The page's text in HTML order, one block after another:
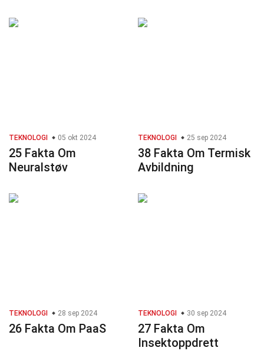
TEKNOLOGI 05 okt 2024
25 Fakta Om
Neuralstøv
TEKNOLOGI 25 sep 2024
38 Fakta Om Termisk
Avbildning
TEKNOLOGI 28 sep 2024
26 Fakta Om PaaS
TEKNOLOGI 30 sep 2024
27 Fakta Om
Insektoppdrett